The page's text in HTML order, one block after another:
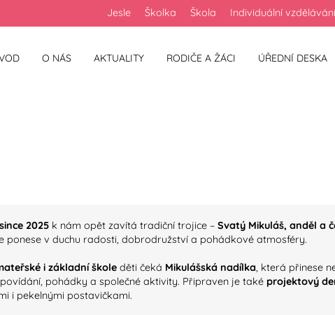
O NÁS AKTUALITY RODIČE A ŽÁCI ÚŘEDNÍ DESKA
Jesle Školka Škola Individuální vzdělávání
2025k nám opět zavítá tradiční trojice – Svatý Mikuláš, anděl a
ponese v duchu radosti, dobrodružství a pohádkové atmosféry.
i základní školeděti čeká Mikulášská nadílka, která přinese
pohádky a společné aktivity. Připraven je také projektový
i pekelnými postavičkami.